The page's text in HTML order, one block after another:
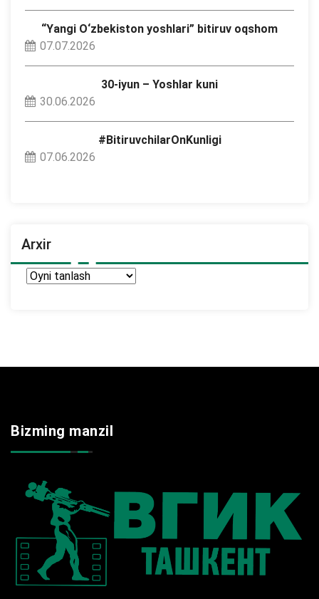
“Yangi O‘zbekiston yoshlari” bitiruv oqshom
07.07.2026
30-iyun – Yoshlar kuni
30.06.2026
#BitiruvchilarOnKunligi
07.06.2026
Arxir
Arxir
Bizming manzil